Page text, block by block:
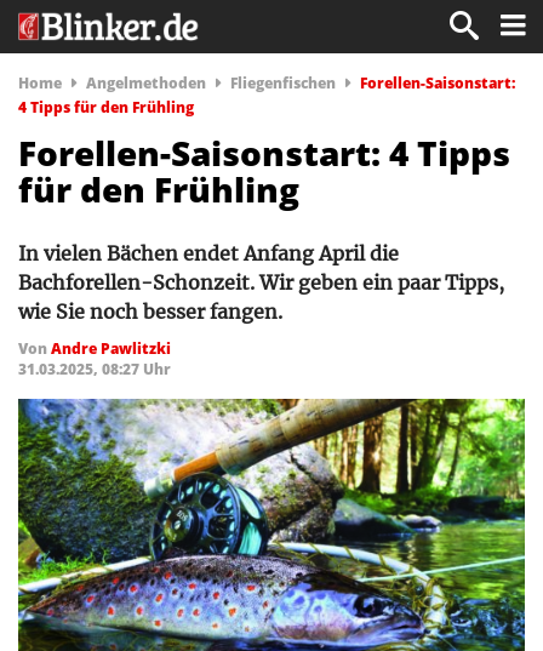
Home Angelmethoden Fliegenfischen
Forellen-Saisonstart:
4 Tipps für den Frühling
Forellen-Saisonstart: 4 Tipps
für den Frühling
In vielen Bächen endet Anfang April die
Bachforellen-Schonzeit. Wir geben ein paar Tipps,
wie Sie noch besser fangen.
VonAndre Pawlitzki
31.03.2025, 08:27 Uhr